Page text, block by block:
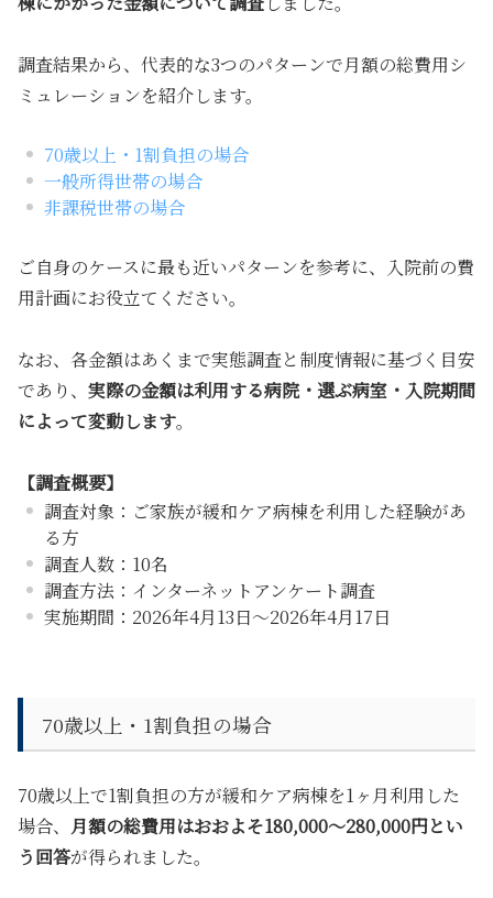
調査結果から、代表的な3つのパターンで月額の総費用シ
ミュレーションを紹介します。
70歳以上・1割負担の場合
一般所得世帯の場合
非課税世帯の場合
ご自身のケースに最も近いパターンを参考に、入院前の費
用計画にお役立てください。
なお、各金額はあくまで実態調査と制度情報に基づく目安
であり、 実際の金額は利用する病院・選ぶ病室・入院期間
によって変動します。
【調査概要】
調査対象：ご家族が緩和ケア病棟を利用した経験があ
る方
調査人数：10名
調査方法：インターネットアンケート調査
実施期間：2026年4月13日～2026年4月17日
70歳以上・1割負担の場合
70歳以上で1割負担の方が緩和ケア病棟を1ヶ月利用した
場合、 月額の総費用はおおよそ180,000〜280,000円とい
う回答が得られました。